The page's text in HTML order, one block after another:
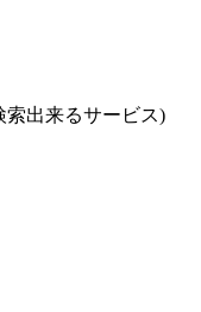
索出来るサービス)